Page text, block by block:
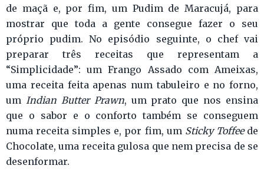
de maçã e, por fim, um Pudim de Maracujá, para
mostrar que toda a gente consegue fazer o seu
próprio pudim. No episódio seguinte, o chef vai
preparar três receitas que representam a
“Simplicidade”: um Frango Assado com Ameixas,
uma receita feita apenas num tabuleiro e no forno,
um Indian Butter Prawn, um prato que nos ensina
que o sabor e o conforto também se conseguem
numa receita simples e, por fim, um Sticky Toffeede
Chocolate, uma receita gulosa que nem precisa de se
desenformar.